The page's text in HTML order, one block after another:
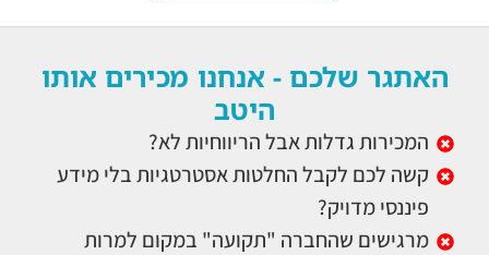
האתגר שלכם - אנחנו מכירים אותו
היטב
המכירות גדלות אבל הריווחיות לא?
קשה לכם לקבל החלטות אסטרטגיות בלי מידע
פיננסי מדויק?
מרגישים שהחברה "תקועה" במקום למרות